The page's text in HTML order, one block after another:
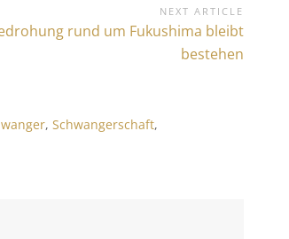
NEXT ARTICLE
rund um Fukushima bleibt
bestehen
, Schwangerschaft,